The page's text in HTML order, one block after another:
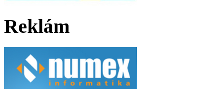
Reklám